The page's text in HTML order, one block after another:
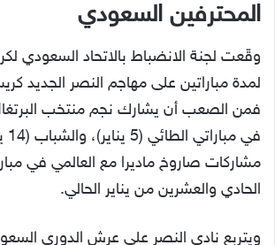
المحترفين السعودي
وقّعت لجنة الانضباط بالاتحاد السعودي
لمدة مباراتين على مهاجم النصر الجديد
فمن الصعب أن يشارك نجم منتخب
مشاركات صاروخ ماديرا مع العالمي في
الحادي والعشرين من يناير الحالي.
ويتربع نادي النصر على عرش الدوري